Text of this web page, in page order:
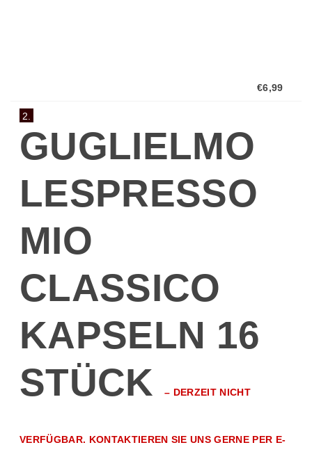
€6,99
2.
GUGLIELMO
LESPRESSO
MIO
CLASSICO
KAPSELN 16
STÜCK– DERZEIT NICHT
VERFÜGBAR. KONTAKTIEREN SIE UNS GERNE PER E-